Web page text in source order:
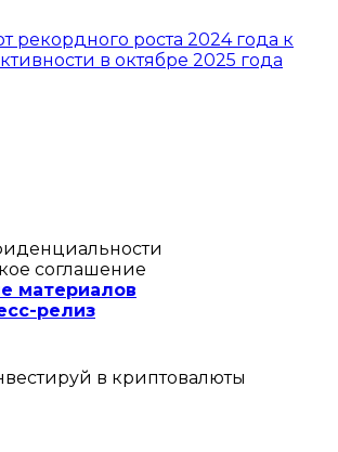
рекордного роста 2024 года к
в октябре 2025 года
соглашение
материалов
релиз
в криптовалюты